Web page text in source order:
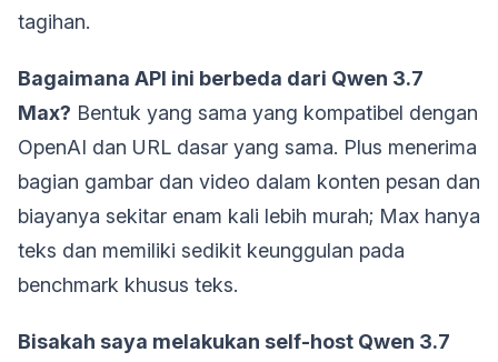
tagihan.
Bagaimana API ini berbeda dari Qwen 3.7
Max? Bentuk yang sama yang kompatibel dengan
OpenAI dan URL dasar yang sama. Plus menerima
bagian gambar dan video dalam konten pesan dan
biayanya sekitar enam kali lebih murah; Max hanya
teks dan memiliki sedikit keunggulan pada
benchmark khusus teks.
Bisakah saya melakukan self-host Qwen 3.7